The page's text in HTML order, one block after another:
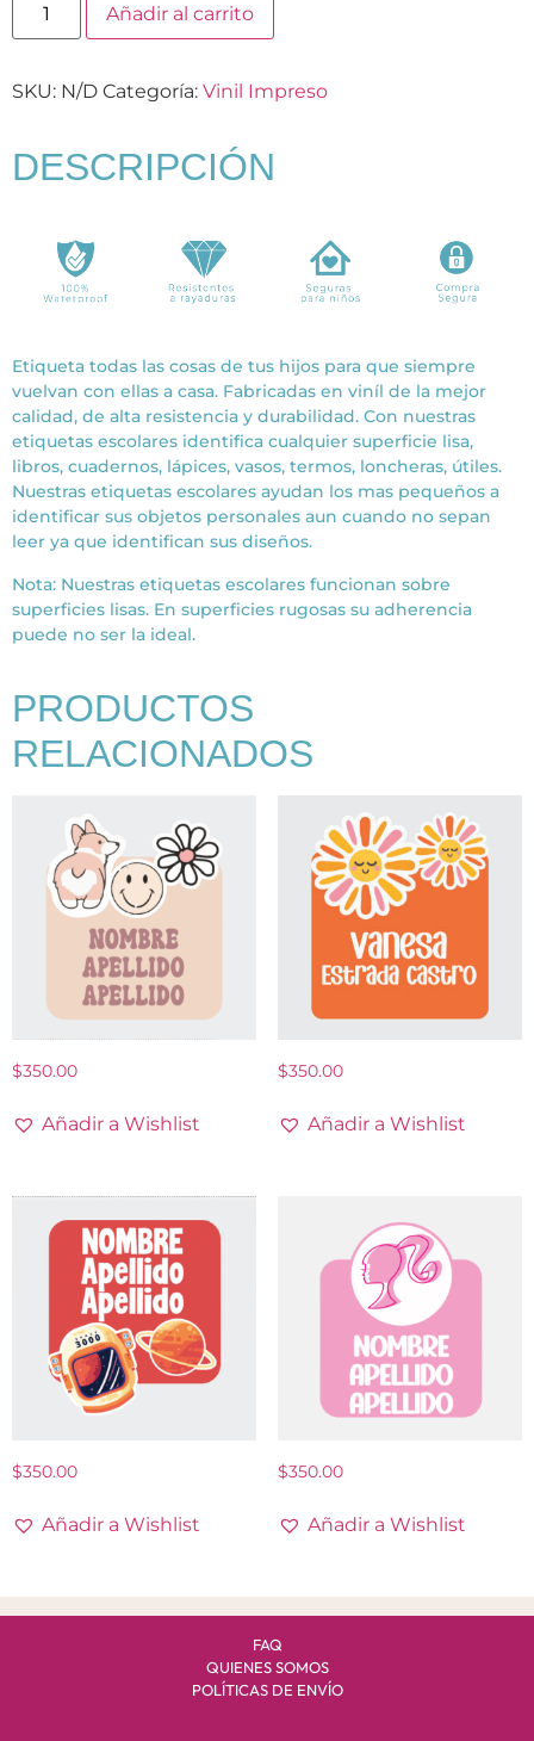
Añadir al carrito
SKU: N/D Categoría: Vinil Impreso
DESCRIPCIÓN
Etiqueta todas las cosas de tus hijos para que siempre
vuelvan con ellas a casa. Fabricadas en viníl de la mejor
calidad, de alta resistencia y durabilidad. Con nuestras
etiquetas escolares identifica cualquier superficie lisa,
libros, cuadernos, lápices, vasos, termos, loncheras, útiles.
Nuestras etiquetas escolares ayudan los mas pequeños a
identificar sus objetos personales aun cuando no sepan
leer ya que identifican sus diseños.
Nota: Nuestras etiquetas escolares funcionan sobre
superficies lisas. En superficies rugosas su adherencia
puede no ser la ideal.
PRODUCTOS
RELACIONADOS
$350.00
Añadir a Wishlist
$350.00
Añadir a Wishlist
$350.00
Añadir a Wishlist
$350.00
Añadir a Wishlist
FAQ
QUIENES SOMOS
POLÍTICAS DE ENVÍO